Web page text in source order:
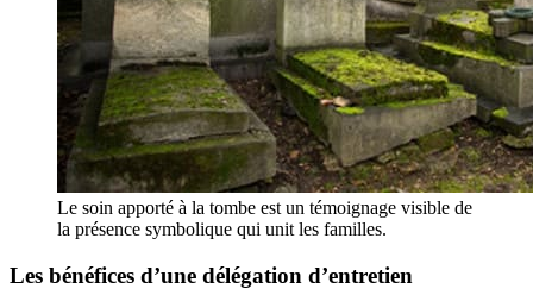
Le soin apporté à la tombe est un témoignage visible de
la présence symbolique qui unit les familles.
Les bénéfices d’une délégation d’entretien